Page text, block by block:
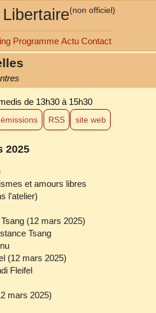
(non officiel)
Programme Actu Contact
de 13h30 à 15h30
émissions RSS site web
2025
et amours libres
l’atelier)
(12 mars 2025)
Tsang
(12 mars 2025)
Fleifel
mars 2025)